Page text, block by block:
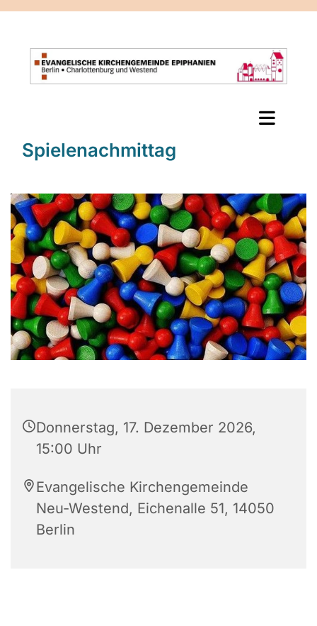
Spielenachmittag
Donnerstag, 17. Dezember 2026,
15:00 Uhr
Evangelische Kirchengemeinde
Neu-Westend, Eichenalle 51, 14050
Berlin